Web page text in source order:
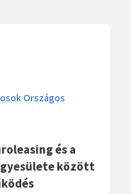
és a
között